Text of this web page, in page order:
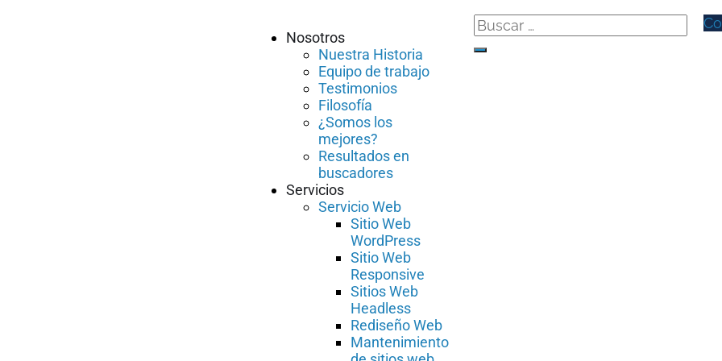
Nosotros
Nuestra Historia
Equipo de trabajo
Testimonios
Filosofía
¿Somos los
mejores?
Resultados en
buscadores
Servicios
Servicio Web
Sitio Web
WordPress
Sitio Web
Responsive
Sitios Web
Headless
Rediseño Web
Mantenimiento